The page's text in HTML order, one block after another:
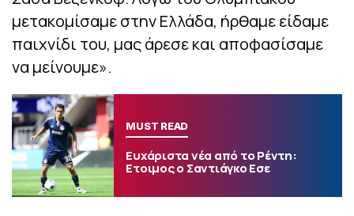
μετακομίσαμε στην Ελλάδα, ήρθαμε είδαμε
παιχνίδι του, μας άρεσε και αποφασίσαμε
να μείνουμε».
MUST READ
Ευχάριστα νέα από το Ρέντη:
Ετοιμος ο Σαντιάγκο Εσε